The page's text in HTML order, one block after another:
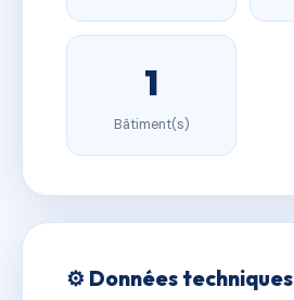
1
Bâtiment(s)
⚙️ Données techniques